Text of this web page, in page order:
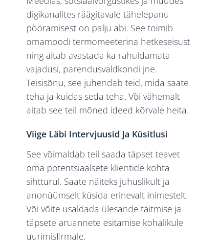
digikanalites räägitavale tähelepanu
pööramisest on palju abi. See toimib
omamoodi termomeeterina hetkeseisust
ning aitab avastada ka rahuldamata
vajadusi, parendusvaldkondi jne.
Teisisõnu, see juhendab teid, mida saate
teha ja kuidas seda teha. Või vähemalt
aitab see teil mõned ideed kõrvale heita.
Viige Läbi Intervjuusid Ja Küsitlusi
See võimaldab teil saada täpset teavet
oma potentsiaalsete klientide kohta
sihtturul. Saate näiteks juhuslikult ja
anonüümselt küsida erinevalt inimestelt.
Või võite usaldada ülesande täitmise ja
täpsete aruannete esitamise kohalikule
uurimisfirmale.